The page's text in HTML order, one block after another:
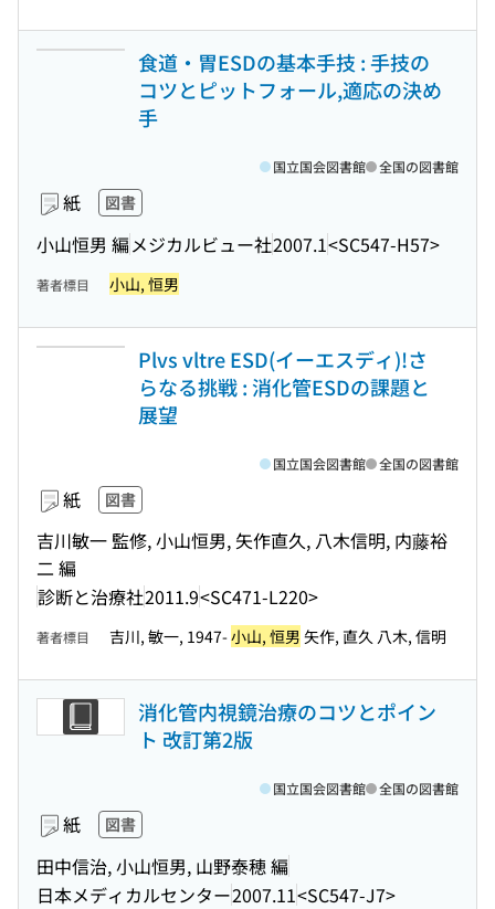
食道・胃ESDの基本手技 : 手技の
コツとピットフォール,適応の決め
手
紙 図書
小山恒男 編 メジカルビュー社2007.1<SC547-H57>
国立国会図書館 全国の図書館
著者標目 小山, 恒男
Plvs vltre ESD(イーエスディ)!さ
らなる挑戦 : 消化管ESDの課題と
展望
紙 図書
吉川敏一 監修, 小山恒男, 矢作直久, 八木信明, 内藤裕
二 編
診断と治療社2011.9<SC471-L220>
国立国会図書館 全国の図書館
著者標目 吉川, 敏一, 1947-小山, 恒男 矢作, 直久 八木, 信明
消化管内視鏡治療のコツとポイン
ト 改訂第2版
紙 図書
田中信治, 小山恒男, 山野泰穂 編
日本メディカルセンター2007.11<SC547-J7>
国立国会図書館 全国の図書館